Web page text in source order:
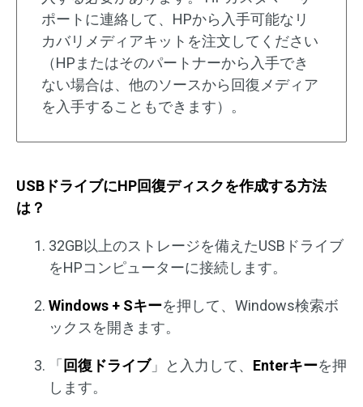
ポートに連絡して、HPから入手可能なリ
カバリメディアキットを注文してください
（HPまたはそのパートナーから入手でき
ない場合は、他のソースから回復メディア
を入手することもできます）。
USBドライブにHP回復ディスクを作成する方法
は？
32GB以上のストレージを備えたUSBドライブ
をHPコンピューターに接続します。
Windows + Sキーを押して、Windows検索ボ
ックスを開きます。
「回復ドライブ」と入力して、 Enterキーを押
します。